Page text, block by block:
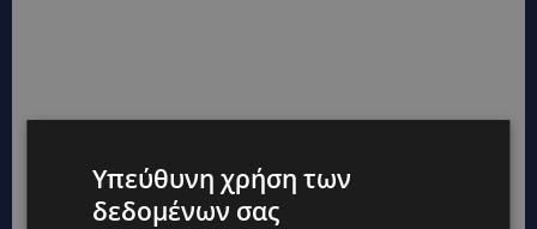
Υπεύθυνη χρήση των
δεδομένων σας